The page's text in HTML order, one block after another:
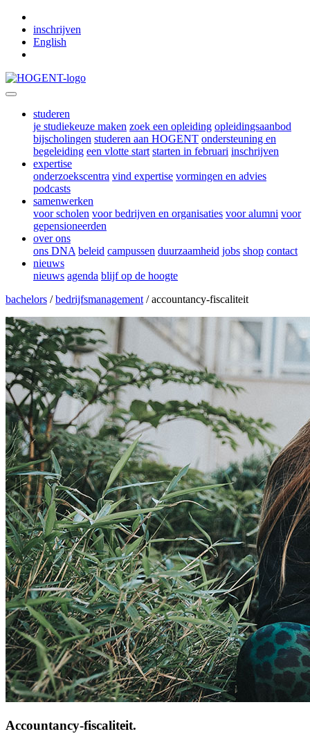
inschrijven
English
studeren
je studiekeuze maken zoek een opleiding opleidingsaanbod
bijscholingen studeren aan HOGENT ondersteuning en
begeleiding een vlotte start starten in februari inschrijven
expertise
onderzoekscentra vind expertise vormingen en advies
podcasts
samenwerken
voor scholen voor bedrijven en organisaties voor alumni voor
gepensioneerden
over ons
ons DNA beleid campussen duurzaamheid jobs shop contact
nieuws
nieuws agenda blijf op de hoogte
bachelors /bedrijfsmanagement / accountancy-fiscaliteit
Accountancy-fiscaliteit.